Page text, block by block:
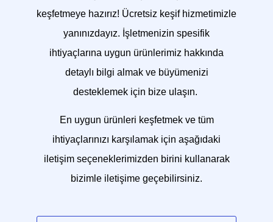
keşfetmeye hazırız! Ücretsiz keşif hizmetimizle
yanınızdayız. İşletmenizin spesifik
ihtiyaçlarına uygun ürünlerimiz hakkında
detaylı bilgi almak ve büyümenizi
desteklemek için bize ulaşın.
En uygun ürünleri keşfetmek ve tüm
ihtiyaçlarınızı karşılamak için aşağıdaki
iletişim seçeneklerimizden birini kullanarak
bizimle iletişime geçebilirsiniz.